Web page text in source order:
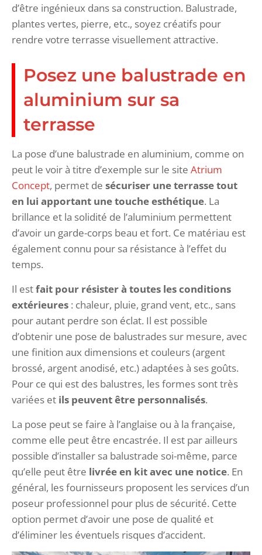
d’être ingénieux dans sa construction. Balustrade,
plantes vertes, pierre, etc., soyez créatifs pour
rendre votre terrasse visuellement attractive.
Posez une balustrade en
aluminium sur sa
terrasse
La pose d’une balustrade en aluminium, comme on
peut le voir à titre d’exemple sur le site Atrium
Concept, permet de sécuriser une terrasse tout
en lui apportant une touche esthétique. La
brillance et la solidité de l’aluminium permettent
d’avoir un garde-corps beau et fort. Ce matériau est
également connu pour sa résistance à l’effet du
temps.
Il estfait pour résister à toutes les conditions
extérieures : chaleur, pluie, grand vent, etc., sans
pour autant perdre son éclat. Il est possible
d’obtenir une pose de balustrades sur mesure, avec
une finition aux dimensions et couleurs (argent
brossé, argent anodisé, etc.) adaptées à ses goûts.
Pour ce qui est des balustres, les formes sont très
variées et ils peuvent être personnalisés.
La pose peut se faire à l’anglaise ou à la française,
comme elle peut être encastrée. Il est par ailleurs
possible d’installer sa balustrade soi-même, parce
qu’elle peut être livrée en kit avec une notice. En
général, les fournisseurs proposent les services d’un
poseur professionnel pour plus de sécurité. Cette
option permet d’avoir une pose de qualité et
d’éliminer les éventuels risques d’accident.